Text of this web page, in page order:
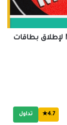
أعلنت ‎Bitoasis عن تعاونها مع ‎Mastercard لإطلاق بطاقات
4.7★ تداول